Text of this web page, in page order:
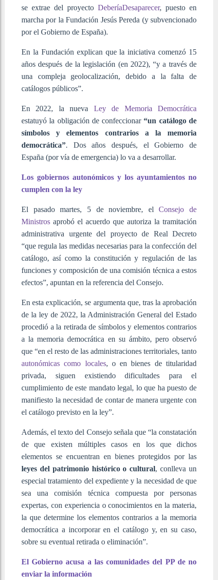
se extrae del proyecto DeberíaDesaparecer, puesto en
marcha por la Fundación Jesús Pereda (y subvencionado
por el Gobierno de España).
En la Fundación explican que la iniciativa comenzó 15
años después de la legislación (en 2022), “y a través de
una compleja geolocalización, debido a la falta de
catálogos públicos”.
En 2022, la nueva Ley de Memoria Democrática
estatuyó la obligación de confeccionar“un catálogo de
símbolos y elementos contrarios a la memoria
democrática”. Dos años después, el Gobierno de
España (por vía de emergencia) lo va a desarrollar.
Los gobiernos autonómicos y los ayuntamientos no
cumplen con la ley
El pasado martes, 5 de noviembre, elConsejo de
Ministros aprobó el acuerdo que autoriza la tramitación
administrativa urgente del proyecto de Real Decreto
“que regula las medidas necesarias para la confección del
catálogo, así como la constitución y regulación de las
funciones y composición de una comisión técnica a estos
efectos”, apuntan en la referencia del Consejo.
En esta explicación, se argumenta que, tras la aprobación
de la ley de 2022, la Administración General del Estado
procedió a la retirada de símbolos y elementos contrarios
a la memoria democrática en su ámbito, pero observó
que “en el resto de las administraciones territoriales, tanto
autonómicas como locales, o en bienes de titularidad
privada, siguen existiendo dificultades para el
cumplimiento de este mandato legal, lo que ha puesto de
manifiesto la necesidad de contar de manera urgente con
el catálogo previsto en la ley”.
Además, el texto del Consejo señala que “la constatación
de que existen múltiples casos en los que dichos
elementos se encuentran en bienes protegidos por las
leyes del patrimonio histórico o cultural, conlleva un
especial tratamiento del expediente y la necesidad de que
sea una comisión técnica compuesta por personas
expertas, con experiencia o conocimientos en la materia,
la que determine los elementos contrarios a la memoria
democrática a incorporar en el catálogo y, en su caso,
sobre su eventual retirada o eliminación”.
El Gobierno acusa a las comunidades del PP de no
enviar la información